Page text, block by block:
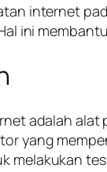
internet
ini
adalah
yang
melakukan